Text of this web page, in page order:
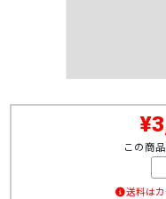
この商
送料は